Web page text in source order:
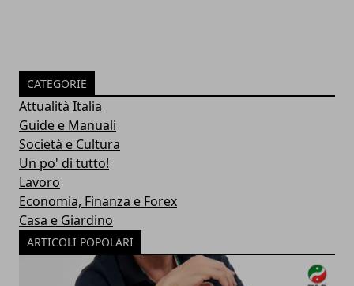
CATEGORIE
Attualità Italia
Guide e Manuali
Società e Cultura
Un po' di tutto!
Lavoro
Economia, Finanza e Forex
Casa e Giardino
ARTICOLI POPOLARI